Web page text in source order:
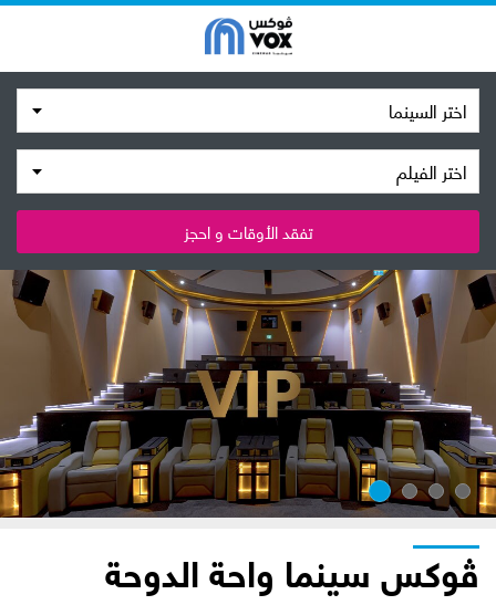
اختر السينما
اختر الفيلم
تفقد الأوقات و احجز
ڤوكس سينما واحة الدوحة